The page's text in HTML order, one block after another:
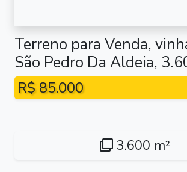
Terreno para Venda,
São Pedro Da Aldeia,
R$ 85.000
3.600 m²